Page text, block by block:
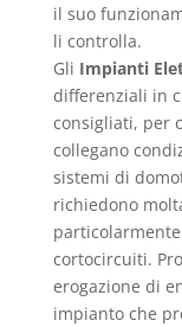
il suo
li controlla.
Gli Impianti
differenziali in
consigliati, per
collegano
sistemi di
richiedono
cortocircuiti.
erogazione di
impianto che